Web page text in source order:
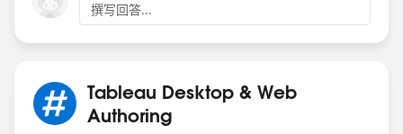
撰写回答...
Tableau Desktop & Web
Authoring